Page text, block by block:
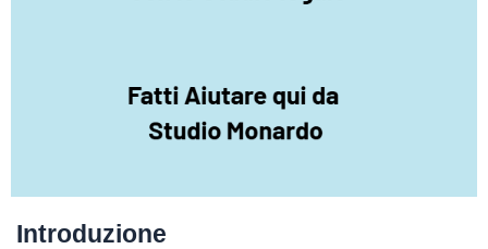
Introduzione